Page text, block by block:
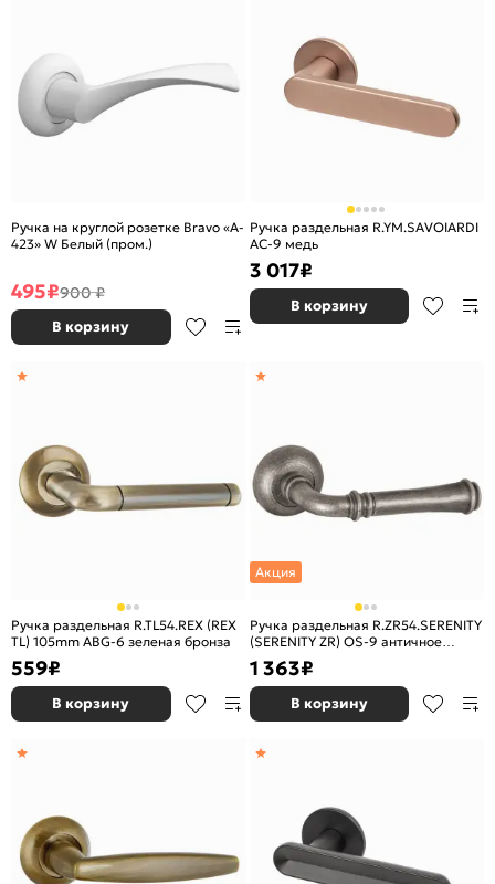
Ручка на круглой розетке Bravo «A-
423» W Белый (пром.)
495₽900 ₽
В корзину
Ручка раздельная R.YM.SAVOIARDI
AC-9 медь
3 017₽
В корзину
Ручка раздельная R.TL54.REX (REX
TL) 105mm ABG-6 зеленая бронза
559₽
В корзину
Акция
Ручка раздельная R.ZR54.SERENITY
(SERENITY ZR) OS-9 античное
серебро
1 363₽
В корзину